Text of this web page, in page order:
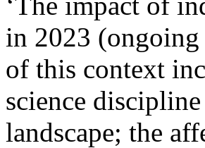
in 2023
of this context
science
landscape; the